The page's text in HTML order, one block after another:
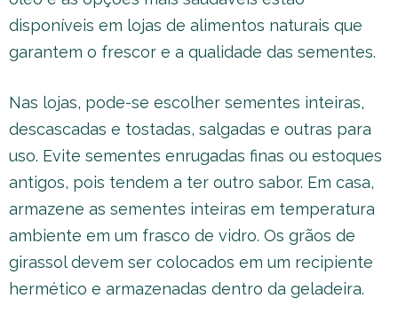
disponíveis em lojas de alimentos naturais que
garantem o frescor e a qualidade das sementes.
Nas lojas, pode-se escolher sementes inteiras,
descascadas e tostadas, salgadas e outras para
uso. Evite sementes enrugadas finas ou estoques
antigos, pois tendem a ter outro sabor. Em casa,
armazene as sementes inteiras em temperatura
ambiente em um frasco de vidro. Os grãos de
girassol devem ser colocados em um recipiente
hermético e armazenadas dentro da geladeira.